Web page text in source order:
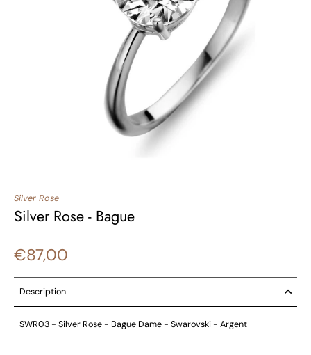
Silver Rose
Silver Rose - Bague
€87,00
Description
SWR03 - Silver Rose - Bague Dame - Swarovski - Argent